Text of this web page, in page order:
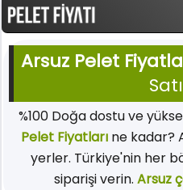
Arsuz Pelet
%100 Doğa dostu ve
Pelet Fiyatları ne kadar?
yerler. Türkiye'nin her
siparişi verin. Arsuz